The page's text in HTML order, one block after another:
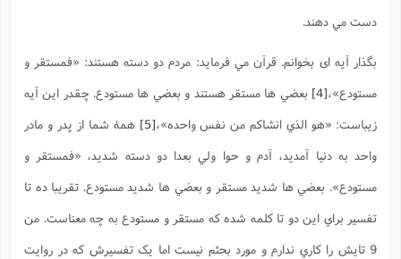
دست مي دهند.
بگذار آيه ای بخوانم. قرآن مي فرمايد: مردم دو دسته هستند: «فمستقر و
مستودع»،[4]
بعضي ها مستقر هستند و بعضي ها مستودع. چقدر اين آيه
زيباست: «هو الذي انشاکم من نفس واحده»،[5]
همۀ شما از پدر و مادر
واحد به دنيا آمديد، آدم و حوا ولي بعدا دو دسته شديد، «فمستقر و
مستودع». بعضي ها شديد مستقر و بعضي ها شديد مستودع. تقريبا ده تا
تفسير براي اين دو تا کلمه شده که مستقر و مستودع به چه معناست. من
9 تايش را کاري ندارم و مورد بحثم نيست اما يک تفسيرش که در روايت